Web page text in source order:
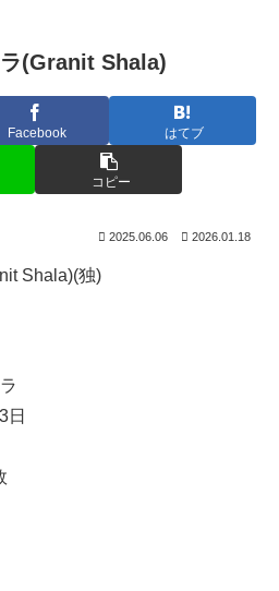
(Granit Shala)
Facebook はてブ
コピー
2025.06.06 2026.01.18
Shala)(独)
日